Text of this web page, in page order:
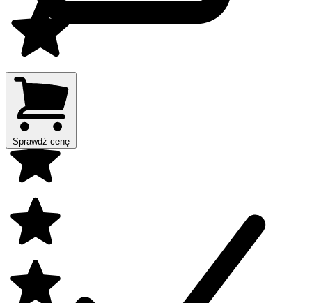
Sprawdź cenę